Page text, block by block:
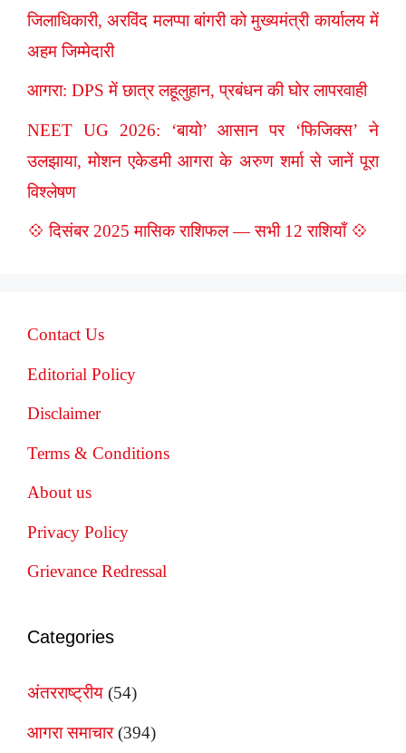
जिलाधिकारी, अरविंद मलप्पा बांगरी को मुख्यमंत्री कार्यालय में
अहम जिम्मेदारी
आगरा: DPS में छात्र लहूलुहान, प्रबंधन की घोर लापरवाही
NEET UG 2026: ‘बायो’ आसान पर ‘फिजिक्स’ ने
उलझाया, मोशन एकेडमी आगरा के अरुण शर्मा से जानें पूरा
विश्लेषण
💠 दिसंबर 2025 मासिक राशिफल — सभी 12 राशियाँ 💠
Contact Us
Editorial Policy
Disclaimer
Terms & Conditions
About us
Privacy Policy
Grievance Redressal
Categories
अंतरराष्ट्रीय (54)
आगरा समाचार(394)